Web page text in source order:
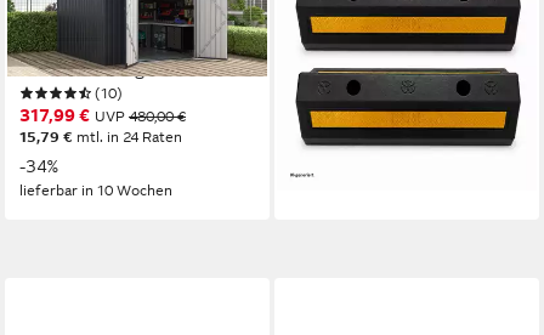
Toledo, BxT: 277x259 cm,
wetterfest und langlebig,
nahezu wartungsfrei
(10)
317,99 € UVP 480,00 €
15,79 € mtl. in 24 Raten
-34%
lieferbar in 10 Wochen
Set mit Reflektorstreifen
Kunststoff 47 cm (2 Stück),
Einparkhilfe
19,99 € UVP39,99 €
-50%
lieferbar - in 3-4 Werktagen bei dir